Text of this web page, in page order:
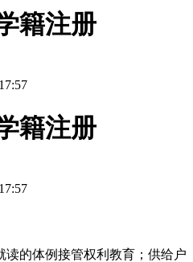
籍注册
籍注册
的体例接管权利教育；供给户